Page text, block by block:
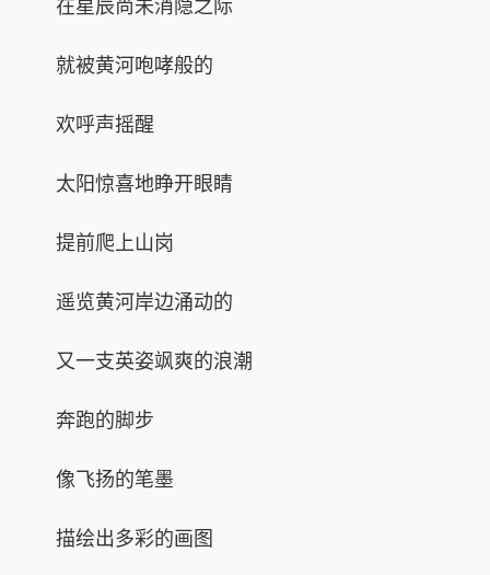
在星辰尚未消隐之际
就被黄河咆哮般的
欢呼声摇醒
太阳惊喜地睁开眼睛
提前爬上山岗
遥览黄河岸边涌动的
又一支英姿飒爽的浪潮
奔跑的脚步
像飞扬的笔墨
描绘出多彩的画图